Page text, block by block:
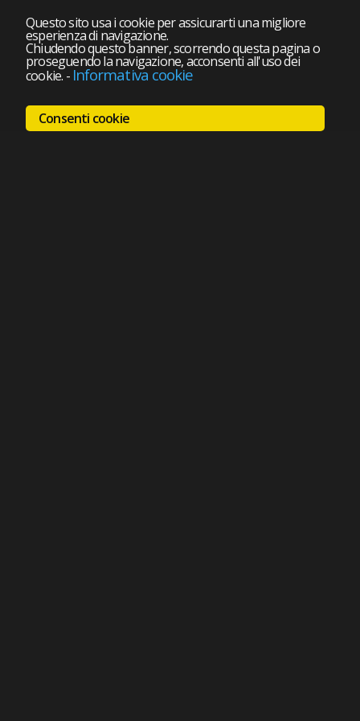
Questo sito usa i cookie per assicurarti una migliore
esperienza di navigazione.
Chiudendo questo banner, scorrendo questa pagina o
proseguendo la navigazione, acconsenti all'uso dei
cookie. - Informativa cookie
Consenti cookie